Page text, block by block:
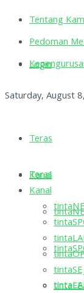
Tentang
Pedoman
Saturday, August
Login
Teras
Kanal
Teras
Kanal